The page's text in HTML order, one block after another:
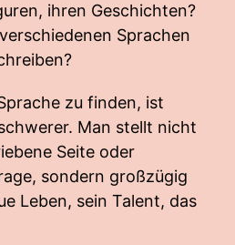
ihren Geschichten?
Sprachen
zu finden, ist
Man stellt nicht
Seite oder
sondern großzügig
Leben, sein Talent, das